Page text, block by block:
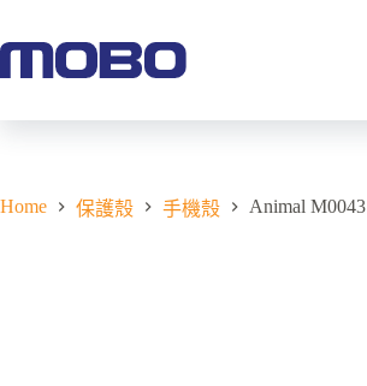
Home 保護殼 手機殼 Animal M0043